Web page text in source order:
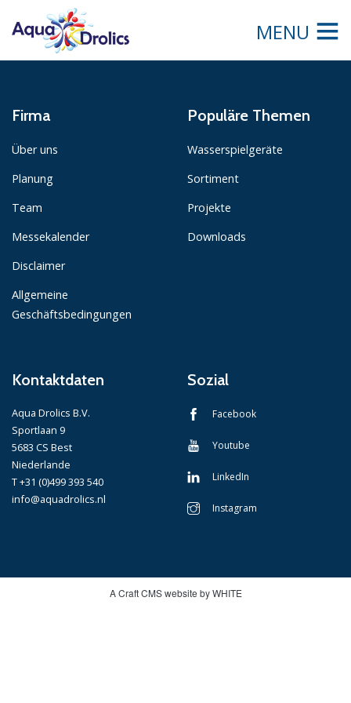
MENU
Firma
Über uns
Planung
Team
Messekalender
Disclaimer
Allgemeine
Geschäftsbedingungen
Populäre Themen
Wasserspielgeräte
Sortiment
Projekte
Downloads
Kontaktdaten
Aqua Drolics B.V.
Sportlaan 9
5683 CS Best
Niederlande
T +31 (0)499 393 540
info@aquadrolics.nl
Sozial
Facebook
Youtube
LinkedIn
Instagram
A Craft CMS website by WHITE